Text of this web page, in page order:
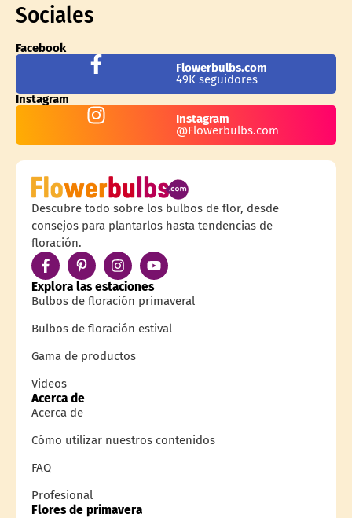
Sociales
Facebook
Flowerbulbs.com
49K seguidores
Instagram
Instagram
@Flowerbulbs.com
Descubre todo sobre los bulbos de flor, desde
consejos para plantarlos hasta tendencias de
floración.
Explora las estaciones
Bulbos de floración primaveral
Bulbos de floración estival
Gama de productos
Videos
Acerca de
Acerca de
Cómo utilizar nuestros contenidos
FAQ
Profesional
Flores de primavera